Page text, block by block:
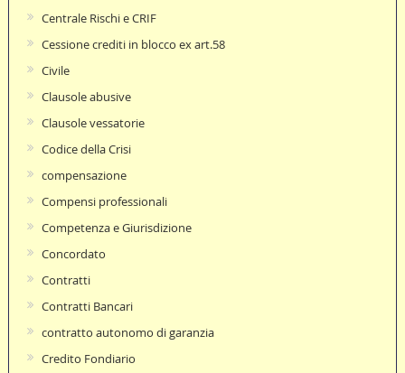
Centrale Rischi e CRIF
Cessione crediti in blocco ex art.58
Civile
Clausole abusive
Clausole vessatorie
Codice della Crisi
compensazione
Compensi professionali
Competenza e Giurisdizione
Concordato
Contratti
Contratti Bancari
contratto autonomo di garanzia
Credito Fondiario